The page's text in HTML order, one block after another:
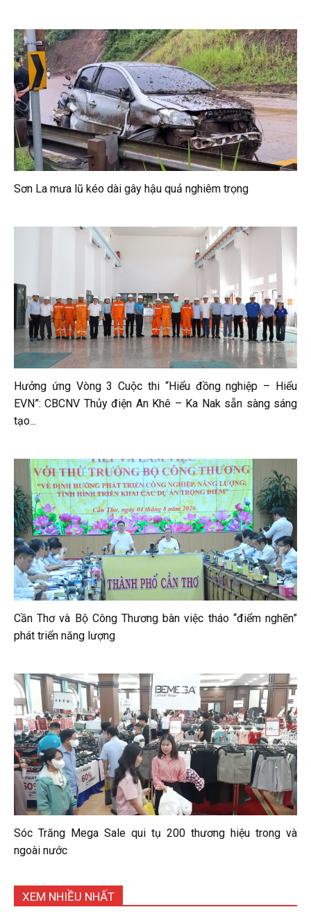
Sơn La mưa lũ kéo dài gây hậu quả nghiêm trọng
Hưởng ứng Vòng 3 Cuộc thi “Hiểu đồng nghiệp – Hiểu
EVN”: CBCNV Thủy điện An Khê – Ka Nak sẵn sàng sáng
tạo...
Cần Thơ và Bộ Công Thương bàn việc tháo “điểm nghẽn”
phát triển năng lượng
Sóc Trăng Mega Sale qui tụ 200 thương hiệu trong và
ngoài nước
XEM NHIỀU NHẤT